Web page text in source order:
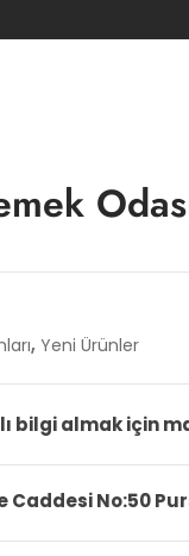
,Yeni Ürünler
bilgi almak için
Caddesi No:50